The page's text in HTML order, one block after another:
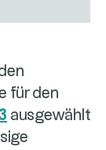
für den
ausgewählt